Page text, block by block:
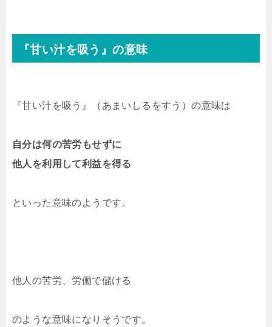
『甘い汁を吸う』の意味
『甘い汁を吸う』（あまいしるをすう）の意味は
自分は何の苦労もせずに
他人を利用して利益を得る
といった意味のようです。
他人の苦労、労働で儲ける
のような意味になりそうです。